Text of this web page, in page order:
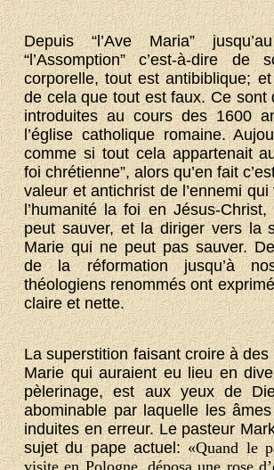
Depuis “l’Ave Maria”
“l’Assomption” c’est-à-dire de
corporelle, tout est antibiblique;
de cela que tout est faux. Ce sont
introduites au cours des 1600
l’église catholique romaine.
comme si tout cela appartenait
foi chrétienne”, alors qu’en fait
valeur et antichrist de l’ennemi
l’humanité la foi en Jésus-
peut sauver, et la diriger vers la
Marie qui ne peut pas sauver.
de la réformation jusqu’à
théologiens renommés ont
claire et nette.
La superstition faisant croire à
Marie qui auraient eu lieu en
pèlerinage, est aux yeux de
abominable par laquelle les
induites en erreur. Le pasteur
sujet du pape actuel:«Quand le
visite en Pologne, déposa une rose